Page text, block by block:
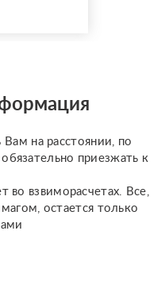
Таро и
на расстоянии, по
приезжать к
во взвиморасчетах. Все,
остается только